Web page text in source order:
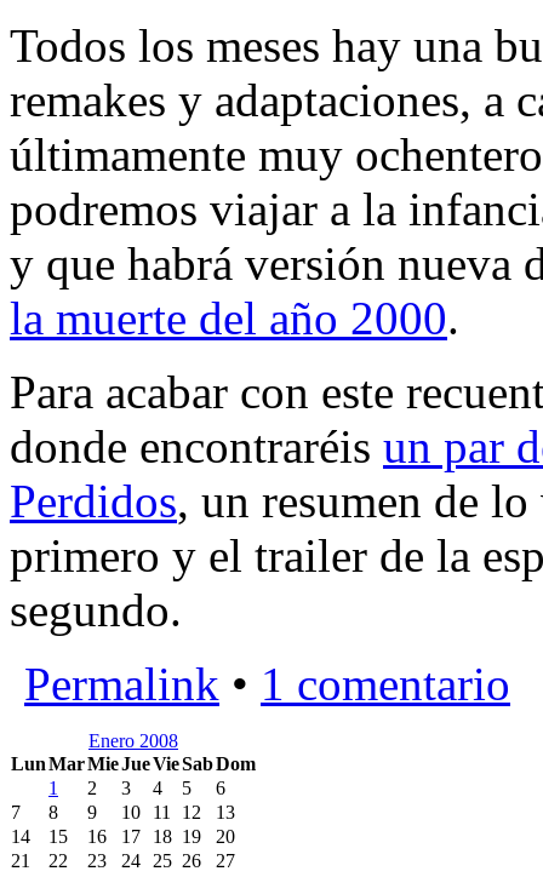
Todos los meses hay una
remakes y adaptaciones, a
últimamente muy
podremos viajar a la
y que habrá versión nueva
la muerte del año 2000.
Para acabar con este
donde encontraréis un par
Perdidos, un resumen de
primero y el trailer de la
segundo.
Permalink • 1 comentario
Enero 2008
LunMarMieJueVieSabDom
1
2 3 4 5
6
7
8 9 10 11 12
13
14
15 16 17 18 19
20
21
22 23 24 25 26
27